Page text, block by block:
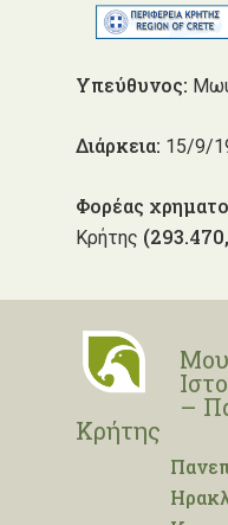
Υπεύθυνος:
Διάρκεια: 15/9/
Φορέας
Κρήτης
–
Κρήτης